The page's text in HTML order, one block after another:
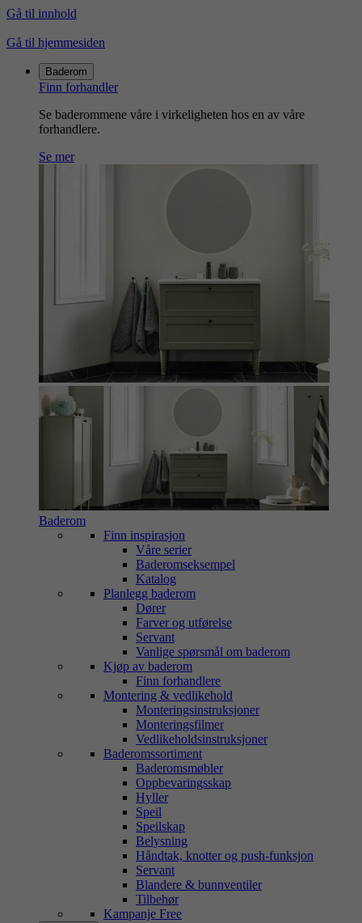
Gå til innhold
Gå til hjemmesiden
Baderom
Finn forhandler
Se baderommene våre i virkeligheten hos en av våre
forhandlere.
Se mer
Baderom
Finn inspirasjon
Våre serier
Baderomseksempel
Katalog
Planlegg baderom
Dører
Farver og utførelse
Servant
Vanlige spørsmål om baderom
Kjøp av baderom
Finn forhandlere
Montering & vedlikehold
Monteringsinstruksjoner
Monteringsfilmer
Vedlikeholdsinstruksjoner
Baderomssortiment
Baderomsmøbler
Oppbevaringsskap
Hyller
Speil
Speilskap
Belysning
Håndtak, knotter og push-funksjon
Servant
Blandere & bunnventiler
Tilbehør
Kampanje Free